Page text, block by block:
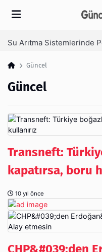
Güncel
Güncel
Transneft:
kapatırsa, boru
10 yıl önce
CHP&#039;den